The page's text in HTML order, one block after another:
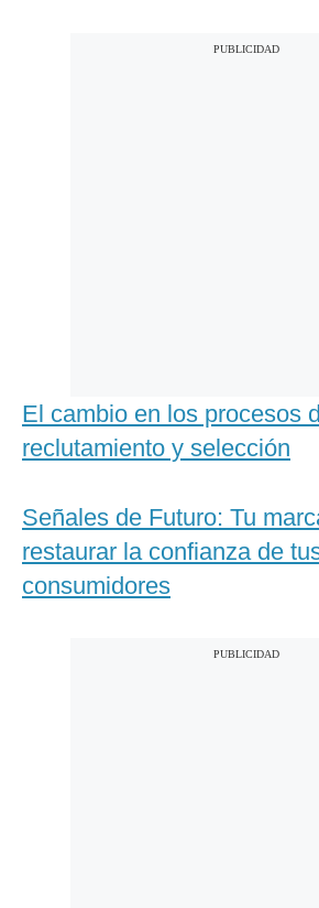
El cambio en los procesos
reclutamiento y selección
Señales de Futuro: Tu
restaurar la confianza de
consumidores